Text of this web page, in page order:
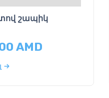
շապիկ
AMD